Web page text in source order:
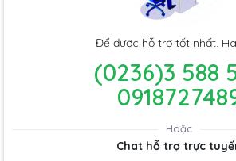
Để được hỗ trợ tốt nhất.
(0236)3 588
Hoặc
Chat hỗ trợ trực